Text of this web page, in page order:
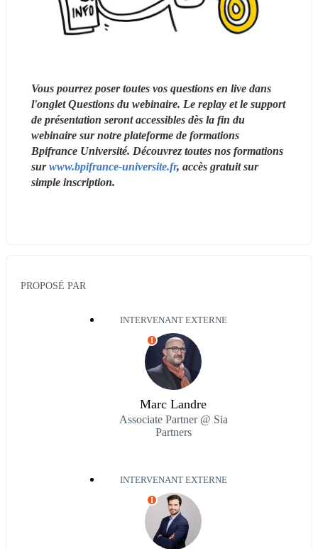
Vous pourrez poser toutes vos questions en live dans
l'onglet Questions du webinaire. Le replay et le support
de présentation seront accessibles dès la fin du
webinaire sur notre plateforme de formations
Bpifrance Université. Découvrez toutes nos formations
sur www.bpifrance-universite.fr, accès gratuit sur
simple inscription.
PROPOSÉ PAR
INTERVENANT EXTERNE
I
Marc Landre
Associate Partner @ Sia
Partners
INTERVENANT EXTERNE
I